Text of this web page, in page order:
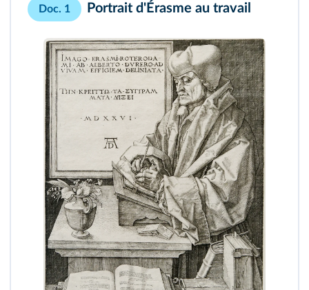
Doc. 1 Portrait d'Érasme au travail